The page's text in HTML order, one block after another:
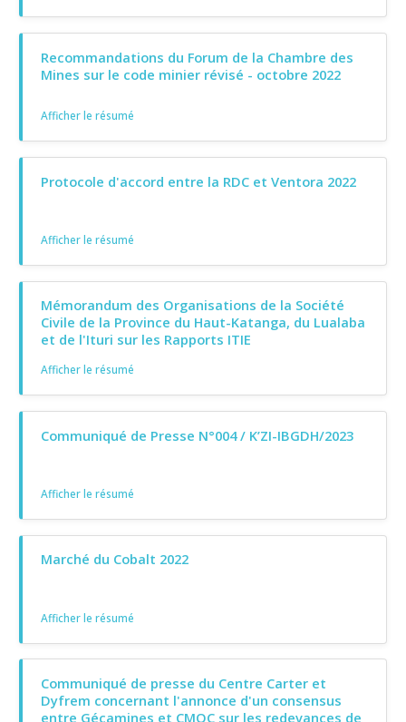
Recommandations du Forum de la Chambre des
Mines sur le code minier révisé - octobre 2022
Afficher le résumé
Protocole d'accord entre la RDC et Ventora 2022
Afficher le résumé
Mémorandum des Organisations de la Société
Civile de la Province du Haut-Katanga, du Lualaba
et de l'Ituri sur les Rapports ITIE
Afficher le résumé
Communiqué de Presse N°004 / K’ZI-IBGDH/2023
Afficher le résumé
Marché du Cobalt 2022
Afficher le résumé
Communiqué de presse du Centre Carter et
Dyfrem concernant l'annonce d'un consensus
entre Gécamines et CMOC sur les redevances de